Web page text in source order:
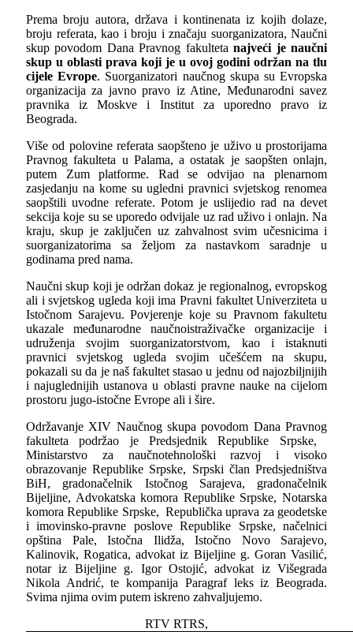
Prema broju autora, država i kontinenata iz kojih dolaze,
broju referata, kao i broju i značaju suorganizatora, Naučni
skup povodom Dana Pravnog fakultetanajveći je naučni
skup u oblasti prava koji je u ovoj godini održan na tlu
cijele Evrope. Suorganizatori naučnog skupa su Evropska
organizacija za javno pravo iz Atine, Međunarodni savez
pravnika iz Moskve i Institut za uporedno pravo iz
Beograda.
Više od polovine referata saopšteno je uživo u prostorijama
Pravnog fakulteta u Palama, a ostatak je saopšten onlajn,
putem Zum platforme. Rad se odvijao na plenarnom
zasjedanju na kome su ugledni pravnici svjetskog renomea
saopštili uvodne referate. Potom je uslijedio rad na devet
sekcija koje su se uporedo odvijale uz rad uživo i onlajn. Na
kraju, skup je zaključen uz zahvalnost svim učesnicima i
suorganizatorima sa željom za nastavkom saradnje u
godinama pred nama.
Naučni skup koji je održan dokaz je regionalnog, evropskog
ali i svjetskog ugleda koji ima Pravni fakultet Univerziteta u
Istočnom Sarajevu. Povjerenje koje su Pravnom fakultetu
ukazale međunarodne naučnoistraživačke organizacije i
udruženja svojim suorganizatorstvom, kao i istaknuti
pravnici svjetskog ugleda svojim učešćem na skupu,
pokazali su da je naš fakultet stasao u jednu od najozbiljnijih
i najuglednijih ustanova u oblasti pravne nauke na cijelom
prostoru jugo-istočne Evrope ali i šire.
Održavanje XIV Naučnog skupa povodom Dana Pravnog
fakulteta podržao je Predsjednik Republike Srpske, ​
Ministarstvo za naučnotehnološki razvoj i visoko
obrazovanje Republike Srpske, Srpski član Predsjedništva
BiH, gradonačelnik Istočnog Sarajeva, gradonačelnik
Bijeljine, Advokatska komora Republike Srpske, Notarska
komora Republike Srpske, Republička uprava za geodetske
i imovinsko-pravne poslove Republike Srpske, načelnici
opština Pale, Istočna Ilidža, Istočno Novo Sarajevo,
Kalinovik, Rogatica, advokat iz Bijeljine g. Goran Vasilić,
notar iz Bijeljine g. Igor Ostojić, advokat iz Višegrada
Nikola Andrić, te kompanija Paragraf leks iz Beograda.
Svima njima ovim putem iskreno zahvaljujemo.
RTV RTRS,